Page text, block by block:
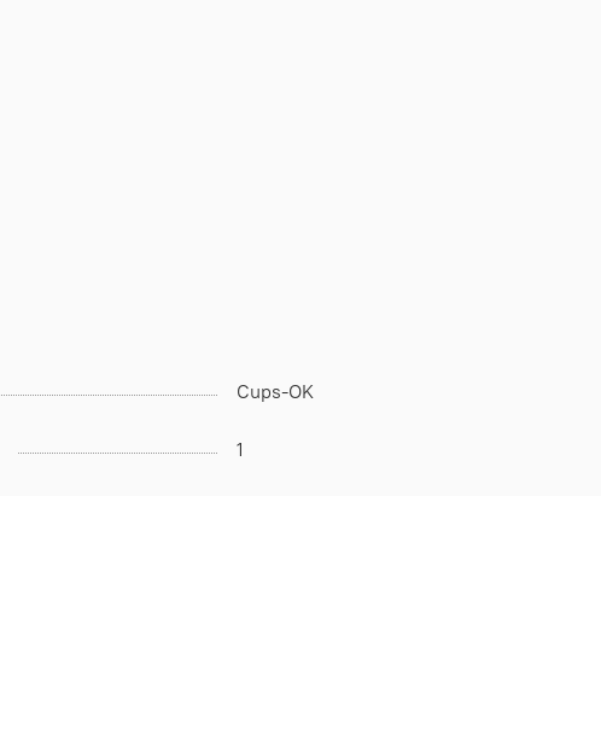
Cups-OK
1